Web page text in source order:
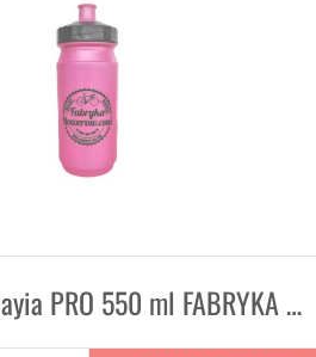
Bidon Tacx Dayia PRO 550 ml FABRYKA ROWERÓW water bottle magenta